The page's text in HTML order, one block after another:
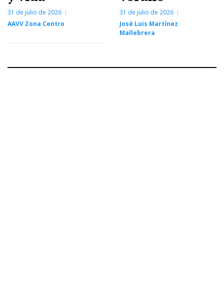
31 de julio de 2026
AAVV Zona Centro
31 de julio de 2026
José Luis Martínez
Mallebrera